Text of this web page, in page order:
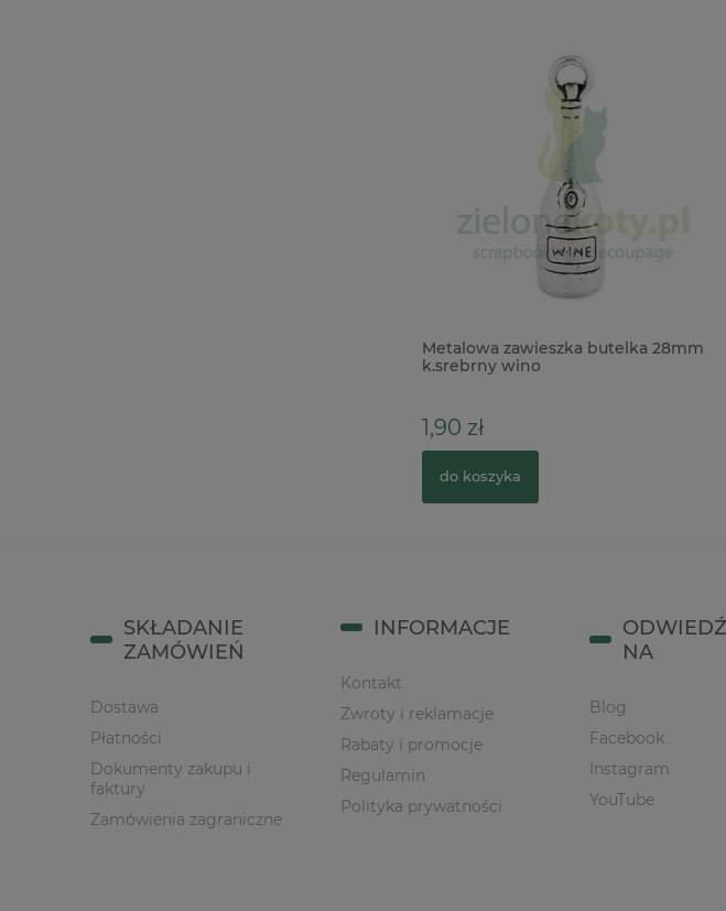
Metalowa zawieszka butelka 28mm
k.srebrny wino
1,90 zł
do koszyka
SKŁADANIE
ZAMÓWIEŃ
Dostawa
Płatności
Dokumenty zakupu i
faktury
Zamówienia zagraniczne
INFORMACJE
Kontakt
Zwroty i reklamacje
Rabaty i promocje
Regulamin
Polityka prywatności
NA
Blog
Facebook
Instagram
YouTube